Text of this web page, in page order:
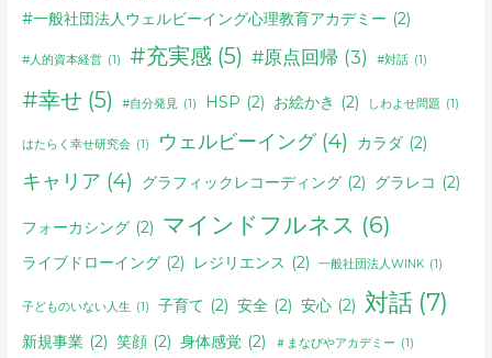
#一般社団法人ウェルビーイング心理教育アカデミー (2)
#人的資本経営 (1) #充実感 (5) #原点回帰 (3) #対話 (1)
#幸せ (5) #自分発見 (1) HSP (2) お絵かき (2) しわよせ問題 (1)
はたらく幸せ研究会 (1) ウェルビーイング (4) カラダ (2)
キャリア (4) グラフィックレコーディング (2) グラレコ (2)
フォーカシング (2) マインドフルネス (6)
ライブドローイング (2) レジリエンス (2) 一般社団法人WINK (1)
子どものいない人生 (1) 子育て (2) 安全 (2) 安心 (2) 対話 (7)
新規事業 (2) 笑顔 (2) 身体感覚 (2) ＃まなびやアカデミー (1)